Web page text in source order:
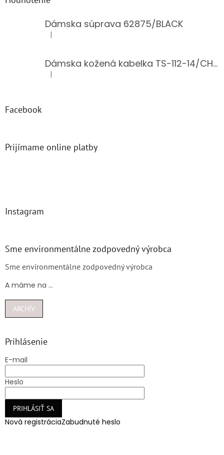
Dámska súprava 62875/BLACK
Hodnotenie produktu je 5 z 5 hviezdičiek.
|
Dámska kožená kabelka TS-112-14/CHOCO
Hodnotenie produktu je 5 z 5 hviezdičiek.
|
Facebook
Prijímame online platby
Instagram
Sme environmentálne zodpovedný výrobca
Sme environmentálne zodpovedný výrobca
A máme na ...
ARCHÍV
Prihlásenie
E-mail
Heslo
PRIHLÁSIŤ SA
Nová registráciaZabudnuté heslo